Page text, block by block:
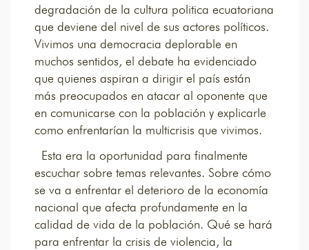
degradación de la cultura politica ecuatoriana
que deviene del nivel de sus actores políticos.
Vivimos una democracia deplorable en
muchos sentidos, el debate ha evidenciado
que quienes aspiran a dirigir el país están
más preocupados en atacar al oponente que
en comunicarse con la población y explicarle
como enfrentarían la multicrisis que vivimos.
Esta era la oportunidad para finalmente
escuchar sobre temas relevantes. Sobre cómo
se va a enfrentar el deterioro de la economía
nacional que afecta profundamente en la
calidad de vida de la población. Qué se hará
para enfrentar la crisis de violencia, la